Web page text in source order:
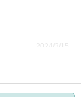
2024/3/15